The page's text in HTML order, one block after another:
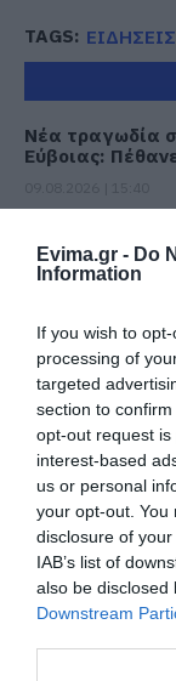
Evima.gr - Do
Information
If you wish to
processing of
targeted
section to
opt-out request
interest-based
us or personal
your opt-out. You
disclosure of
IAB’s list of
also be disclosed
Downstream
TAGS: ΕΙΔΗΣΕΙΣ
Νέα τραγωδία
Εύβοιας:
Market Pass:
φθινόπωρο του
09.08.2026 | 15:20
Εύβοια: Έργα
ευρώ – Ποιοι
09.08.2026 | 15:00
Τουρισμός για
Ποιοι κάνουν
Έως 600 ευρώ
09.08.2026 | 14:40
Έκτακτα